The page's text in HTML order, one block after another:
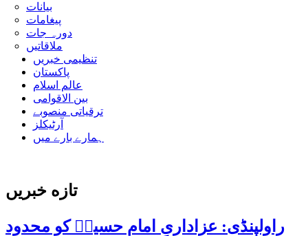
بیانات
پیغامات
دورہ جات
ملاقاتیں
تنظیمی خبریں
پاکستان
عالم اسلام
بین الاقوامی
ترقیاتی منصوبے
آرٹیکلز
ہمارے بارے میں
تازه خبریں
راولپنڈی: عزاداریِ امام حسینؑ کو محدود